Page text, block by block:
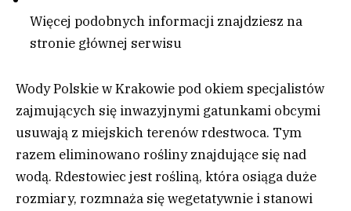
Więcej podobnych informacji znajdziesz na
stronie głównej serwisu
Wody Polskie w Krakowie pod okiem specjalistów
zajmujących się inwazyjnymi gatunkami obcymi
usuwają z miejskich terenów rdestwoca. Tym
razem eliminowano rośliny znajdujące się nad
wodą. Rdestowiec jest rośliną, która osiąga duże
rozmiary, rozmnaża się wegetatywnie i stanowi